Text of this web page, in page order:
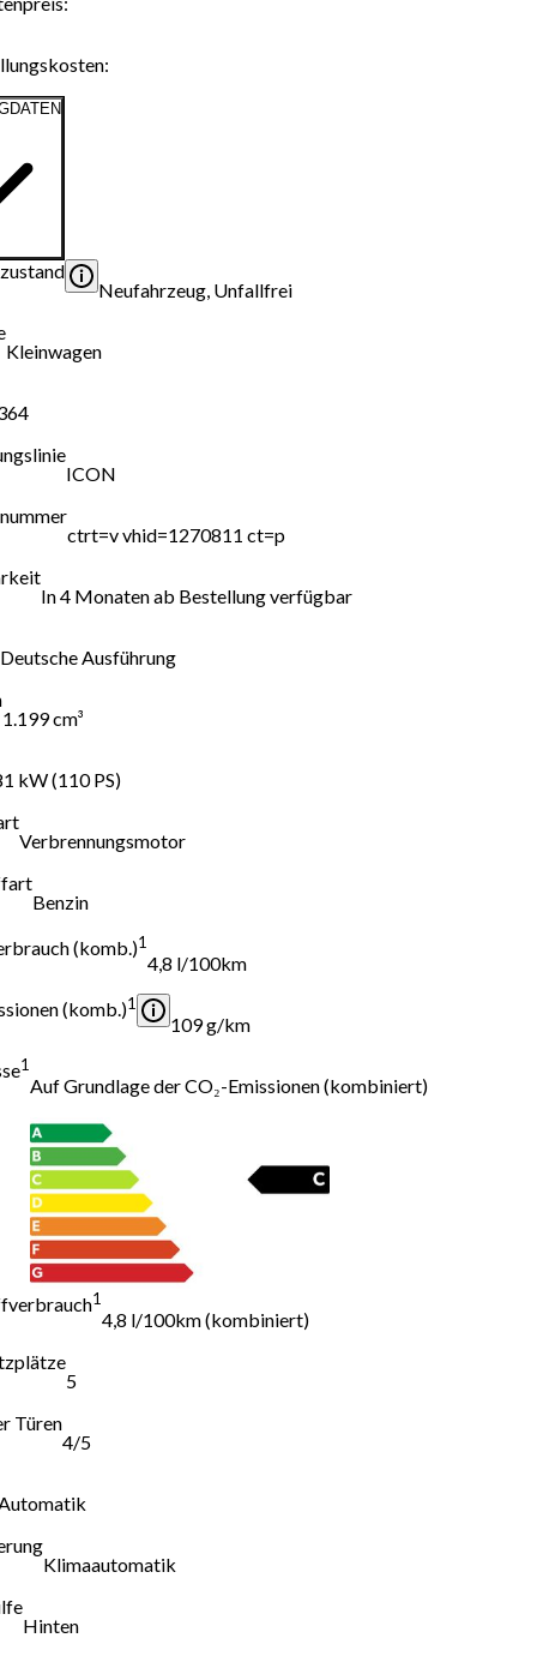
:
Neufahrzeug, Unfallfrei
Kleinwagen
ICON
ctrt=v vhid=1270811 ct=p
In 4 Monaten ab Bestellung verfügbar
Deutsche Ausführung
1.199 cm³
kW (110 PS)
Verbrennungsmotor
Benzin
(komb.)1
4,8 l/100km
(komb.)1
109 g/km
1
Auf Grundlage der CO₂-Emissionen (kombiniert)
1
4,8 l/100km (kombiniert)
5
Türen
4/5
Klimaautomatik
Hinten